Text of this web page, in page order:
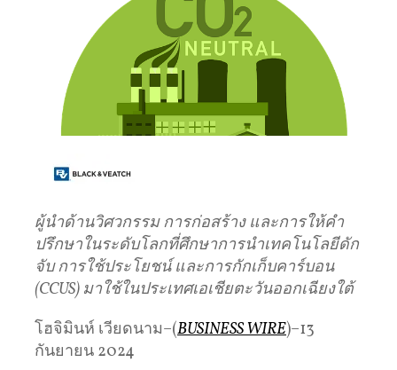
ผู้นำด้านวิศวกรรม การก่อสร้าง และการให้คำ
ปรึกษาในระดับโลกที่ศึกษาการนำเทคโนโลยีดัก
จับ การใช้ประโยชน์ และการกักเก็บคาร์บอน
(CCUS) มาใช้ในประเทศเอเชียตะวันออกเฉียงใต้
โฮจิมินห์ เวียดนาม–(BUSINESS WIRE)–13
กันยายน 2024